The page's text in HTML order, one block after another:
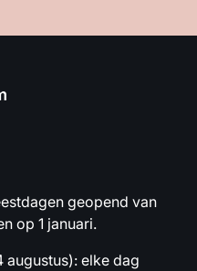
geopend van
op 1 januari.
augustus): elke dag